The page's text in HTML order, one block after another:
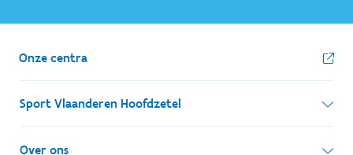
Onze centra
Sport Vlaanderen Hoofdzetel
Simon Bolivarlaan 17
Over ons